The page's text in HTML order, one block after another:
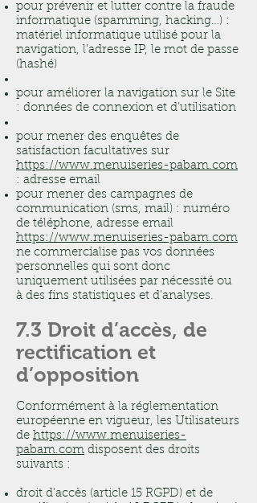
pour prévenir et lutter contre la fraude
informatique (spamming, hacking…) :
matériel informatique utilisé pour la
navigation, l’adresse IP, le mot de passe
(hashé)
pour améliorer la navigation sur le Site
: données de connexion et d’utilisation
pour mener des enquêtes de
satisfaction facultatives sur
https://www.menuiseries-pabam.com
: adresse email
pour mener des campagnes de
communication (sms, mail) : numéro
de téléphone, adresse email
https://www.menuiseries-pabam.com
ne commercialise pas vos données
personnelles qui sont donc
uniquement utilisées par nécessité ou
à des fins statistiques et d’analyses.
7.3 Droit d’accès, de
rectification et
d’opposition
Conformément à la réglementation
européenne en vigueur, les Utilisateurs
de https://www.menuiseries-
pabam.com disposent des droits
suivants :
droit d'accès (article 15 RGPD) et de